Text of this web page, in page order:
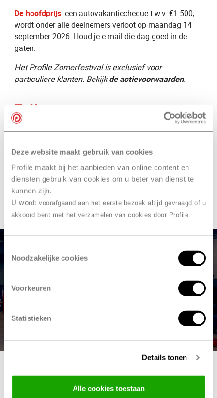
Deze website maakt gebruik van cookies
Profile maakt bij het aanbieden van online content en
diensten gebruik van cookies om u beter van dienst te
kunnen zijn.
U wordt voorafgaand aan het eerste bezoek altijd gevraagd of u
akkoord bent met het verzamelen van cookies door Profile.
Noodzakelijke cookies
Voorkeuren
Statistieken
Details tonen
Alle cookies toestaan
De hoofdprijs: een autovakantiecheque t.w.v. €1.500,-
wordt onder alle deelnemers verloot op maandag 14
september 2026. Houd je e-mail die dag goed in de
gaten.
Het Profile Zomerfestival is exclusief voor
particuliere klanten. Bekijkde actievoorwaarden.
Prijzen
Hoofdprijs 1x: autovakantiecheque t.w.v.
150x Zomer Autocheck t.w.v. €39,50
100x Voordeelkaart t.w.v. €15,-
100x APK voor een personenauto t.w.v. €59,50,-
100x Airco-controle t.w.v. €39,95
50x Één jaar Profile Pechhulp NL t.w.v. €69,50
Veelgestelde vragen over het
Profile Zomerfestival